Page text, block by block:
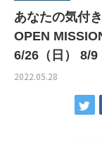
あなたの気付
OPEN
6/26（日） 8/
2022.05.28